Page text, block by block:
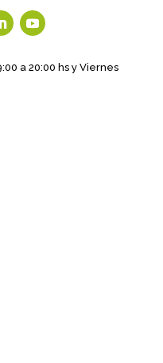
a 20:00 hs y Viernes